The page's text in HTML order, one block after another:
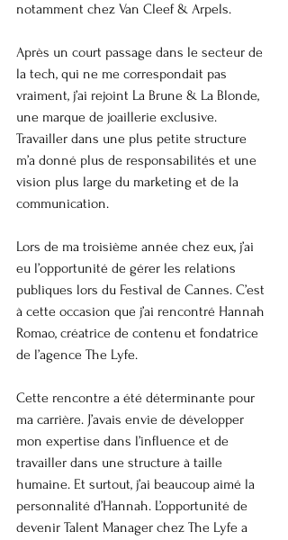
notamment chez Van Cleef & Arpels.
Après un court passage dans le secteur de
la tech, qui ne me correspondait pas
vraiment, j’ai rejoint La Brune & La Blonde,
une marque de joaillerie exclusive.
Travailler dans une plus petite structure
m’a donné plus de responsabilités et une
vision plus large du marketing et de la
communication.
Lors de ma troisième année chez eux, j’ai
eu l’opportunité de gérer les relations
publiques lors du Festival de Cannes. C’est
à cette occasion que j’ai rencontré Hannah
Romao, créatrice de contenu et fondatrice
de l’agence The Lyfe.
Cette rencontre a été déterminante pour
ma carrière. J’avais envie de développer
mon expertise dans l’influence et de
travailler dans une structure à taille
humaine. Et surtout, j’ai beaucoup aimé la
personnalité d’Hannah. L’opportunité de
devenir Talent Manager chez The Lyfe a